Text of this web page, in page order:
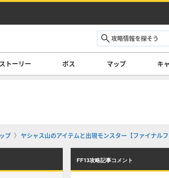
ストーリー ボス マップ キ
プ ヤシャス山のアイテムと出現モンスター【ファイナルフ
FF13攻略記事コメント